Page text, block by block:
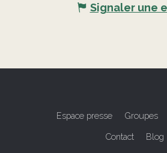
Signaler une
Espace presse Groupes
Contact Blog